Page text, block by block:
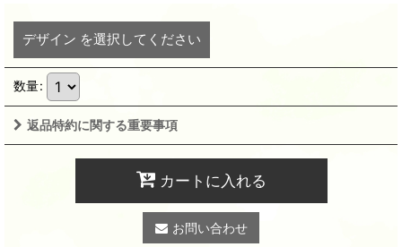
デザイン を選択してください
数量:
返品特約に関する重要事項
カートに入れる
お問い合わせ